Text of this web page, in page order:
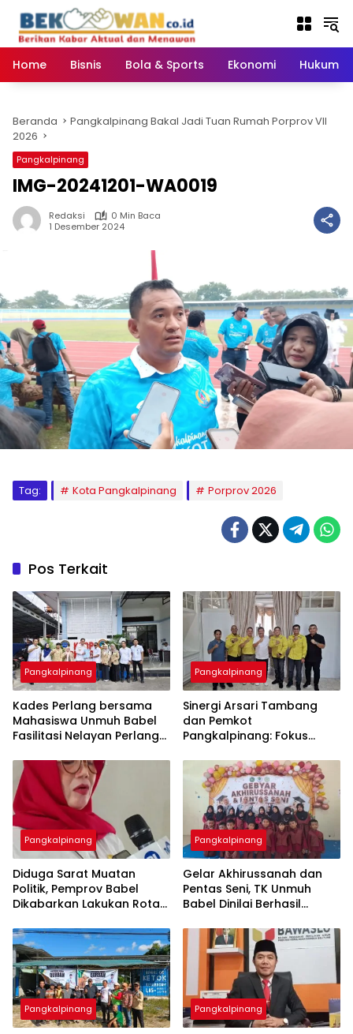
konten
Home
Bisnis Bola & Sports Ekonomi Hukum
Beranda
Pangkalpinang Bakal Jadi Tuan Rumah Porprov VII
2026
Pangkalpinang
IMG-20241201-WA0019
Redaksi
0 Min Baca
1 Desember 2024
Tag: Kota Pangkalpinang Porprov 2026
Pos Terkait
Pangkalpinang
Kades Perlang bersama
Mahasiswa Unmuh Babel
Fasilitasi Nelayan Perlang
di KSOP Pangkalbalam
Pangkalpinang
‎Sinergi Arsari Tambang
dan Pemkot
Pangkalpinang: Fokus
Pangkalpinang
‎Diduga Sarat Muatan
Politik, Pemprov Babel
Dikabarkan Lakukan Rotasi
Pangkalpinang
‎Gelar Akhirussanah dan
Pentas Seni, TK Unmuh
Babel Dinilai Berhasil
Pangkalpinang Pangkalpinang